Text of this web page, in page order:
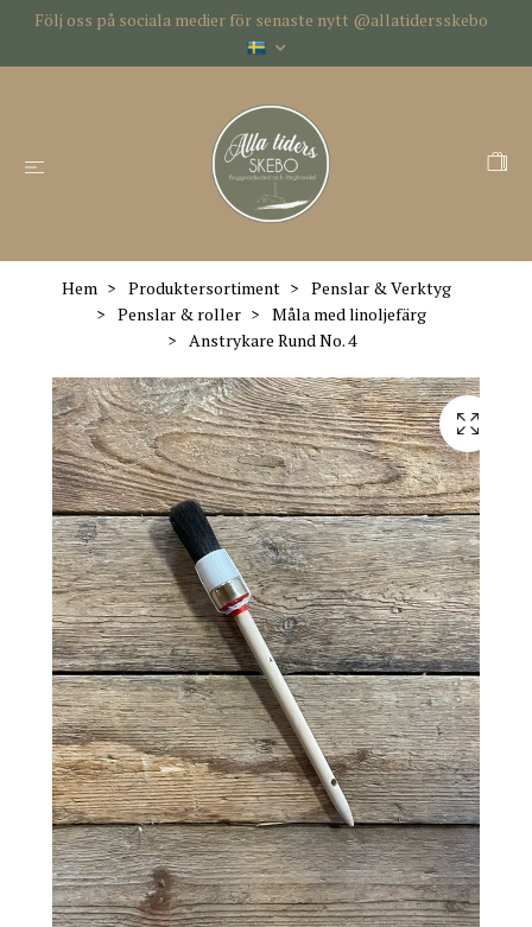
Följ oss på sociala medier för senaste nytt @allatidersskebo
Hem Produktersortiment
Penslar & Verktyg
Penslar & roller
Måla med linoljefärg
Anstrykare Rund No. 4